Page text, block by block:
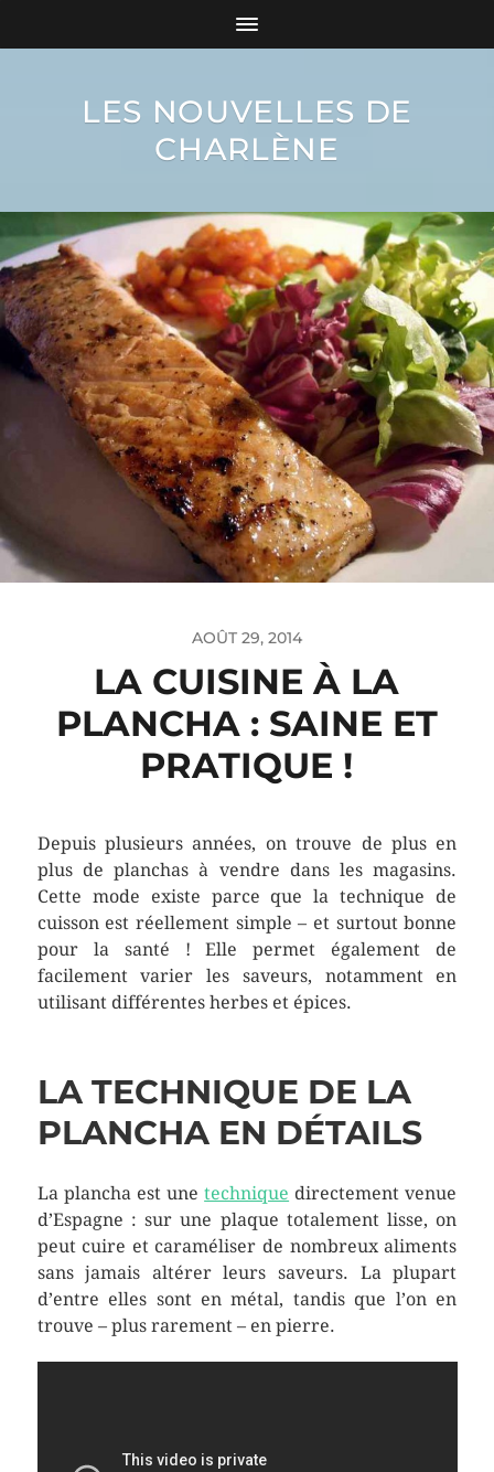
LES NOUVELLES DE
CHARLÈNE
AOÛT 29, 2014
LA CUISINE À LA
PLANCHA : SAINE ET
PRATIQUE !
Depuis plusieurs années, on trouve de plus en
plus de planchas à vendre dans les magasins.
Cette mode existe parce que la technique de
cuisson est réellement simple – et surtout bonne
pour la santé ! Elle permet également de
facilement varier les saveurs, notamment en
utilisant différentes herbes et épices.
LA TECHNIQUE DE LA
PLANCHA EN DÉTAILS
La plancha est unetechnique directement venue
d’Espagne : sur une plaque totalement lisse, on
peut cuire et caraméliser de nombreux aliments
sans jamais altérer leurs saveurs. La plupart
d’entre elles sont en métal, tandis que l’on en
trouve – plus rarement – en pierre.